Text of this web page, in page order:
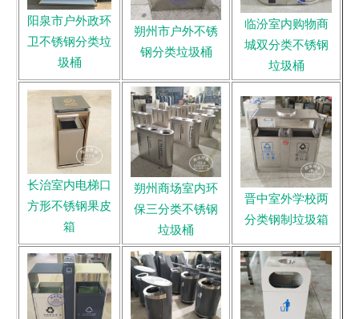
阳泉市户外政环
卫不锈钢分类垃
圾桶
朔州市户外不锈
钢分类垃圾桶
临汾室内购物商
城双分类不锈钢
垃圾桶
长治室内电梯口
方形不锈钢果皮
箱
朔州商场室内环
保三分类不锈钢
垃圾桶
晋中室外学校两
分类钢制垃圾箱